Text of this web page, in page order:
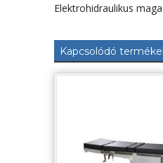
Elektrohidraulikus
Kapcsolódó